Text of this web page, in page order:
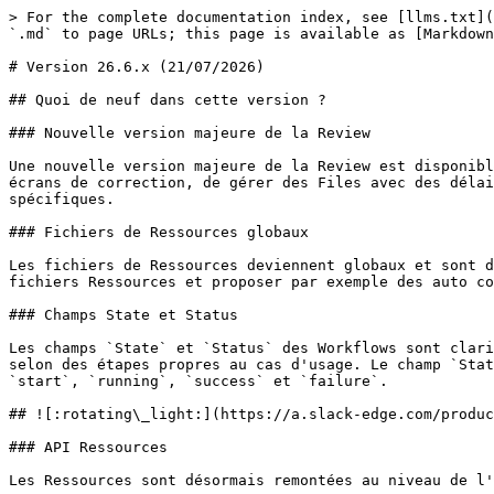
> For the complete documentation index, see [llms.txt](https://docs.recital.ai/products/llms.txt). Markdown versions of documentation pages are available by appending `.md` to page URLs; this page is available as [Markdown](https://docs.recital.ai/products/changelogs/version-26.6.x-21-07-2026.md).

# Version 26.6.x (21/07/2026)

## Quoi de neuf dans cette version ?

### Nouvelle version majeure de la Review

Une nouvelle version majeure de la Review est disponible ! Bien plus qu'un écran de vidéo codage, cette nouvelle mouture vous permet de configurer intégralement les écrans de correction, de gérer des Files avec des délais et des SLA de réalisation, de gérer des utilisateurs correcteurs et experts avec des droits d'accès spécifiques.

### Fichiers de Ressources globaux

Les fichiers de Ressources deviennent globaux et sont désormais accessibles à tous les Services, et plus uniquement aux Workflows. La Review peut donc accéder aux fichiers Ressources et proposer par exemple des auto complétion dans les champs de correction.

### Champs State et Status

Les champs `State` et `Status` des Workflows sont clarifiés. Le champ `State` est un champ utilisateur, qui peut être exploité pour suivre l'avancement d'un workflow selon des étapes propres au cas d'usage. Le champ `Status` est un champ système, utilisé par la Suite uniquement, et qui prend désormais l'une des valeurs suivantes : `start`, `running`, `success` et `failure`.

## ![:rotating\_light:](https://a.slack-edge.com/production-standard-emoji-assets/16.0/google-medium/1f6a8@2x.png) Points d'attention

### API Ressources

Les Ressources sont désormais remontées au niveau de l'Organisation et plus du Workflow, ce qui implique un changement des API qui les exploitent.

Les anciennes API sont désormais marquées `deprecated` dans le Swagger ainsi que dans les en-têtes HTTP.

Nous vous invitons donc à mettre à jour les parties de votre code qui réalisent les appels aux API Ressources (<https://extract.workflow.recital.ai/workflows/api/v1/resources/files/>).&#x20;

Les nouveaux appels API auront la forme <https://extract.auth.recital.ai/auth/api/v1/resources/>.

Pour information, les appels vers l'ancienne URL seront fonctionnels jusqu'au 31/12/2026 mais n'existeront plus après.

### Champs State et Status

Comme expliqué plus haut, les champs `State` et `Status` changent de sémantique. Assurez-vous notamment que vous n'utilisez pas le champ `Status` dans vos workflows car ce dernier étant un champ système utilisé par la plateforme, il pourra être modifié durant l'exécution du workflow.

Si vous utilisez `Status`, remplacez-le par `State`.

## End points API

### Fichiers ressources

<mark style="color:$danger;">**Comme indiqué plus haut il faut remplacer les route API Ressources**</mark>

**AVANT :** <https://extract.workflow.recital.ai/workflows/api/v1/resources/files/>&#x20;

**APRÈS :** <https://extract.auth.recital.ai/auth/api/v1/resources/files/>&#x20;

### Authenticator

<table><thead><tr><th width="275">Endpoints de https://extract.auth.recital.ai</th><th width="116">Avant (v26.4.19)</th><th